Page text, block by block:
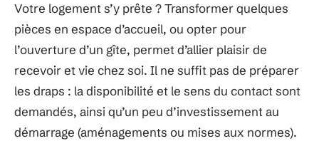
Votre logement s’y prête ? Transformer quelques
pièces en espace d’accueil, ou opter pour
l’ouverture d’un gîte, permet d’allier plaisir de
recevoir et vie chez soi. Il ne suffit pas de préparer
les draps : la disponibilité et le sens du contact sont
demandés, ainsi qu’un peu d’investissement au
démarrage (aménagements ou mises aux normes).